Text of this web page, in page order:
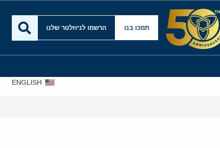
תמכו בנו הרשמו לניוזלטר שלנו
ENGLISH